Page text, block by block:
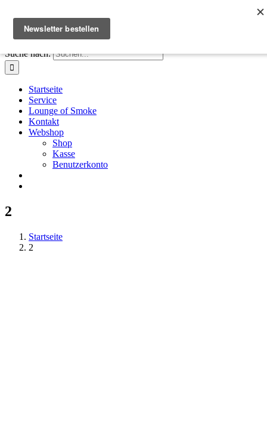
FacebookInstagramXE-Mail
+41 61 411 28 66|info@houseofsmoke.ch
Suche nach:
Startseite
Service
Lounge of Smoke
Kontakt
Webshop
Shop
Kasse
Benutzerkonto
2
Startseite
2